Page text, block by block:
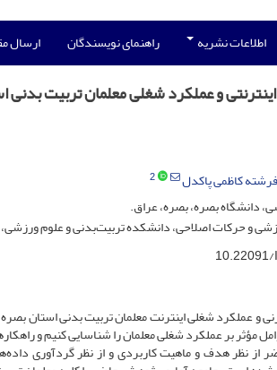
اطلاعات نشریه راهنمای نویسندگان ارسال
و عملکرد شغلی معلمان تربیت بدنی
فرشته کاظمی پاکدل
2
دانشگاه بصره، بصره، عراق.
و حرکات اصلاحی، دانشکده تربیت‌بدنی و علوم ورزشی،
و عملکرد شغلی اینترنت معلمان تربیت بدنی استان
مؤثر بر عملکرد شغلی معلمان را شناسایی کنیم و
از نظر هدف و ماهیت کاربردی و از نظر گردآوری